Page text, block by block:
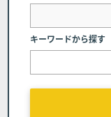
場合があります。
弊社へのご連
社休業日の
に弊社窓口
間：弊社休
7:00）へコ
キーワードから探す